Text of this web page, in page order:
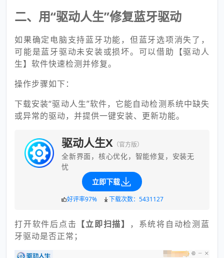
二、用“驱动人生”修复蓝牙驱动
如果确定电脑支持蓝牙功能，但蓝牙选项消失了，
可能是蓝牙驱动未安装或损坏。可以借助【驱动人
生】软件快速检测并修复。
操作步骤如下：
下载安装“驱动人生”软件，它能自动检测系统中缺失
或异常的驱动，并提供一键安装、更新功能。
驱动人生X （官方版）
全新界面，核心优化，智能修复，安装无
忧
立即下载
好评率97% 下载次数：5431127
打开软件后点击 【立即扫描】
，系统将自动检测蓝
牙驱动是否正常；